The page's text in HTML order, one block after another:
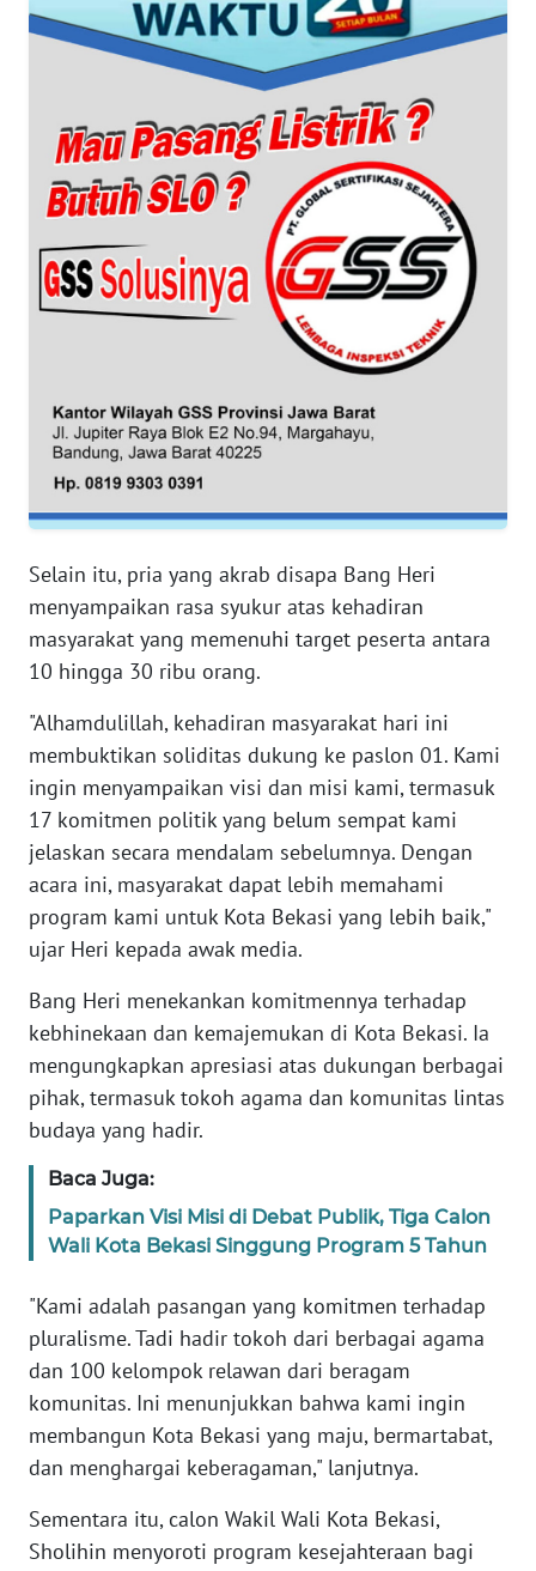
Selain itu, pria yang akrab disapa Bang Heri
menyampaikan rasa syukur atas kehadiran
masyarakat yang memenuhi target peserta antara
10 hingga 30 ribu orang.
"Alhamdulillah, kehadiran masyarakat hari ini
membuktikan soliditas dukung ke paslon 01. Kami
ingin menyampaikan visi dan misi kami, termasuk
17 komitmen politik yang belum sempat kami
jelaskan secara mendalam sebelumnya. Dengan
acara ini, masyarakat dapat lebih memahami
program kami untuk Kota Bekasi yang lebih baik,"
ujar Heri kepada awak media.
Bang Heri menekankan komitmennya terhadap
kebhinekaan dan kemajemukan di Kota Bekasi. Ia
mengungkapkan apresiasi atas dukungan berbagai
pihak, termasuk tokoh agama dan komunitas lintas
budaya yang hadir.
Baca Juga:
Paparkan Visi Misi di Debat Publik, Tiga Calon
Wali Kota Bekasi Singgung Program 5 Tahun
"Kami adalah pasangan yang komitmen terhadap
pluralisme. Tadi hadir tokoh dari berbagai agama
dan 100 kelompok relawan dari beragam
komunitas. Ini menunjukkan bahwa kami ingin
membangun Kota Bekasi yang maju, bermartabat,
dan menghargai keberagaman," lanjutnya.
Sementara itu, calon Wakil Wali Kota Bekasi,
Sholihin menyoroti program kesejahteraan bagi
BANTEN
NTT
WN
KEPRI
WN
PAPUA
BARAT
WN
WN
WN
JAMBI
WN
WN
NTB
WN
SULTENG
WN
SULBAR
WN
BABEL
WN
SUMBAR
SUMSEL
WN
BENGKULU
LAMPUNG
WN